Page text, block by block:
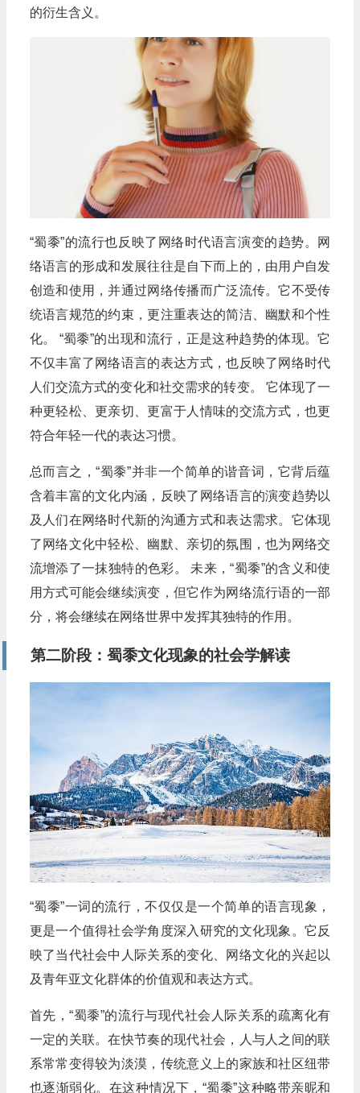
的衍生含义。
“蜀黍”的流行也反映了网络时代语言演变的趋势。网
络语言的形成和发展往往是自下而上的，由用户自发
创造和使用，并通过网络传播而广泛流传。它不受传
统语言规范的约束，更注重表达的简洁、幽默和个性
化。 “蜀黍”的出现和流行，正是这种趋势的体现。它
不仅丰富了网络语言的表达方式，也反映了网络时代
人们交流方式的变化和社交需求的转变。 它体现了一
种更轻松、更亲切、更富于人情味的交流方式，也更
符合年轻一代的表达习惯。
总而言之，“蜀黍”并非一个简单的谐音词，它背后蕴
含着丰富的文化内涵，反映了网络语言的演变趋势以
及人们在网络时代新的沟通方式和表达需求。它体现
了网络文化中轻松、幽默、亲切的氛围，也为网络交
流增添了一抹独特的色彩。 未来，“蜀黍”的含义和使
用方式可能会继续演变，但它作为网络流行语的一部
分，将会继续在网络世界中发挥其独特的作用。
第二阶段：蜀黍文化现象的社会学解读
“蜀黍”一词的流行，不仅仅是一个简单的语言现象，
更是一个值得社会学角度深入研究的文化现象。它反
映了当代社会中人际关系的变化、网络文化的兴起以
及青年亚文化群体的价值观和表达方式。
首先，“蜀黍”的流行与现代社会人际关系的疏离化有
一定的关联。在快节奏的现代社会，人与人之间的联
系常常变得较为淡漠，传统意义上的家族和社区纽带
也逐渐弱化。在这种情况下，“蜀黍”这种略带亲昵和